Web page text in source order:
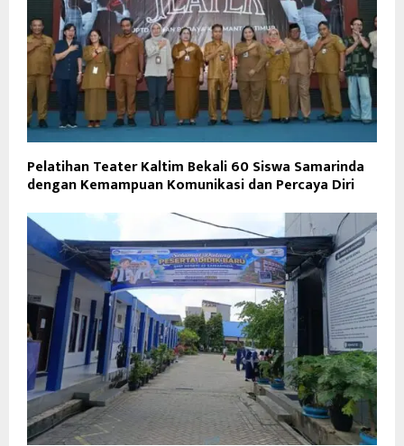
Pelatihan Teater Kaltim Bekali 60 Siswa Samarinda
dengan Kemampuan Komunikasi dan Percaya Diri